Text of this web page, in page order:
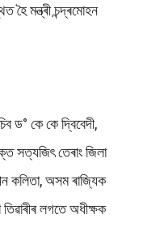
হৈ মন্ত্ৰী চন্দ্ৰমোহন
ড° কে কে দ্বিবেদী,
তেৰাং জিলা
কলিতা, অসম ৰাজ্যিক
লগতে অধীক্ষক